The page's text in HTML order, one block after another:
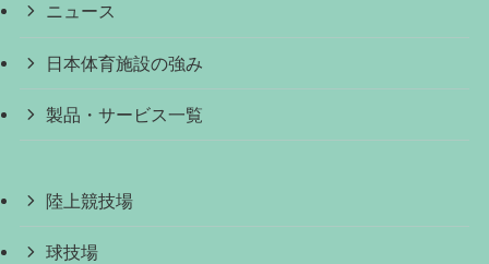
ニュース
日本体育施設の強み
製品・サービス一覧
陸上競技場
球技場